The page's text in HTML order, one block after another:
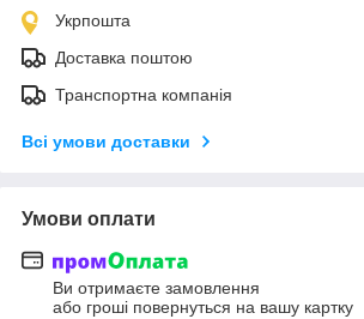
Укрпошта
Доставка поштою
Транспортна компанія
Всі умови доставки
Умови оплати
Ви отримаєте замовлення
або гроші повернуться на вашу картку